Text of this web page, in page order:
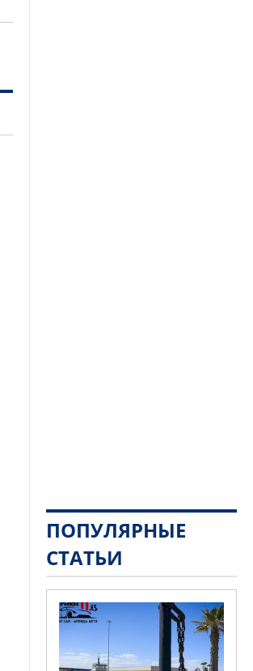
ПОПУЛЯРНЫЕ
СТАТЬИ